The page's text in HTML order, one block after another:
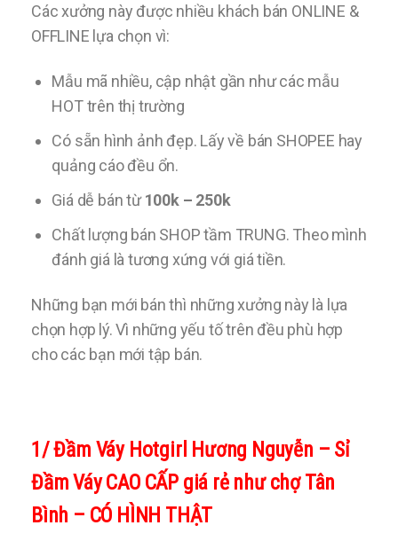
Các xưởng này được nhiều khách bán ONLINE &
OFFLINE lựa chọn vì:
Mẫu mã nhiều, cập nhật gần như các mẫu
HOT trên thị trường
Có sẵn hình ảnh đẹp. Lấy về bán SHOPEE hay
quảng cáo đều ổn.
Giá dễ bán từ100k – 250k
Chất lượng bán SHOP tầm TRUNG. Theo mình
đánh giá là tương xứng với giá tiền.
Những bạn mới bán thì những xưởng này là lựa
chọn hợp lý. Vì những yếu tố trên đều phù hợp
cho các bạn mới tập bán.
1/ Đầm Váy Hotgirl Hương Nguyễn – Sỉ
Đầm Váy CAO CẤP giá rẻ như chợ Tân
Bình – CÓ HÌNH THẬT